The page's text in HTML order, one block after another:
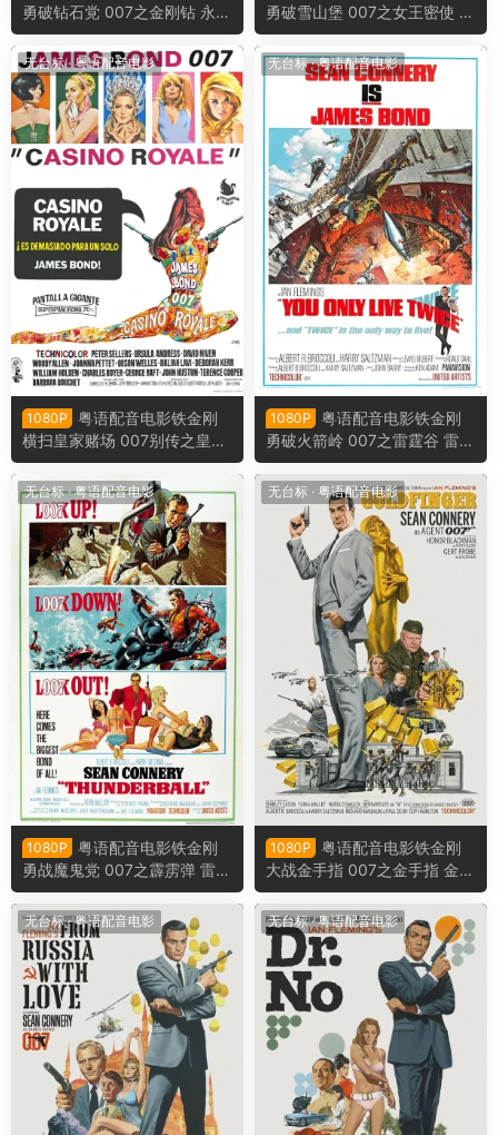
勇破钻石党 007之金刚钻 永远
的钻石 Diamonds Are Foreve
r
勇破雪山堡 007之女王密使 女
王密使 On Her Majesty's Sec
ret Service
无台标· 粤语配音电影
1080P
粤语配音电影铁金刚
横扫皇家赌场 007别传之皇家
夜总会 皇家夜总会 Casino Ro
yale
无台标·粤语配音电影
1080P
粤语配音电影铁金刚
勇破火箭岭 007之雷霆谷 雷霆
谷 You Only Live Twice
无台标·粤语配音电影
1080P
粤语配音电影铁金刚
勇战魔鬼党 007之霹雳弹 雷电
堡 Thunderball
无台标 · 粤语配音电影
1080P
粤语配音电影铁金刚
大战金手指 007之金手指 金手
指 Goldfinger
无台标·粤语配音电影 无台标·粤语配音电影